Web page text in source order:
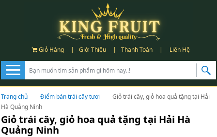
Giỏ Hàng | Giới Thiệu | Thanh Toán | Liên Hệ
Trang chủ Điểm bán trái cây tươi
Giỏ trái cây, giỏ hoa quả tặng tại Hải
Hà Quảng Ninh
Giỏ trái cây, giỏ hoa quả tặng tại Hải Hà
Quảng Ninh